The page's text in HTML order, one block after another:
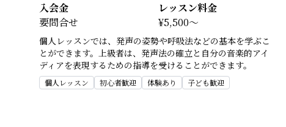
入会金
要問合せ
レッスン料金
¥5,500～
個人レッスンでは、発声の姿勢や呼吸法などの基本を学ぶこ
とができます。上級者は、発声法の確立と自分の音楽的アイ
ディアを表現するための指導を受けることができます。
個人レッスン 初心者歓迎 体験あり 子ども歓迎